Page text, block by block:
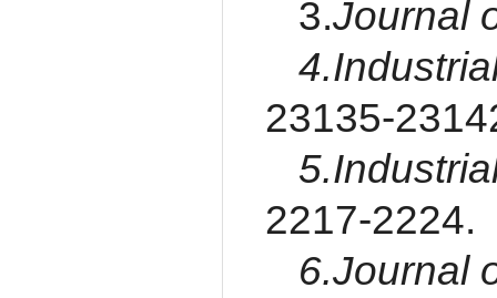
3.Journal
23135-
2217-2224.
6.Journal